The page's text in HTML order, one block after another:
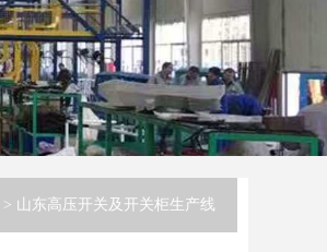
> 山东高压开关及开关柜生产线